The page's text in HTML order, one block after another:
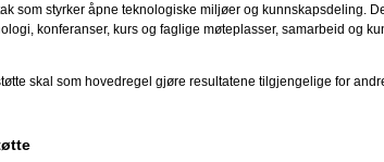
som styrker åpne teknologiske miljøer og kunnskapsdeling.
konferanser, kurs og faglige møteplasser, samarbeid og
skal som hovedregel gjøre resultatene tilgjengelige for